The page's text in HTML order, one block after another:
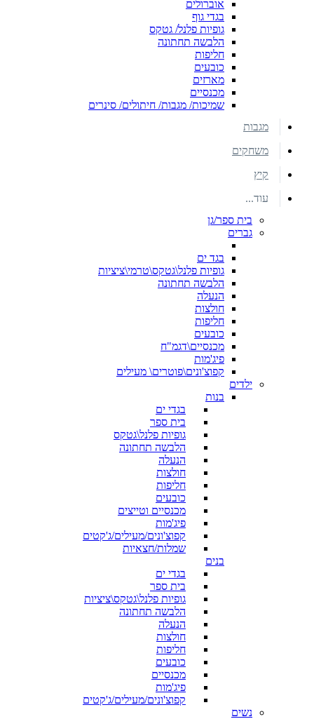
אוברולים
בגדי גוף
גופיות פלנל/ גטקס
הלבשה תחתונה
חליפות
כובעים
מארזים
מכנסיים
שמיכות/ מגבות/ חיתולים/ סינרים
מגבות
משחקים
קיץ
עוד...
בית ספר/גן
גברים
בגד ים
גופיות פלנל\גטקס\טרמי\ציציות
הלבשה תחתונה
הנעלה
חולצות
חליפות
כובעים
מכנסיים\דגמ"ח
פיג'מות
קפוצ'ונים\פוטרים\ מעילים
ילדים
בנות
בגדי ים
בית ספר
גופיות פלנל\גטקס
הלבשה תחתונה
הנעלה
חולצות
חליפות
כובעים
מכנסיים וטייצים
פיג'מות
קפוצ'ונים/מעילים/ג'קטים
שמלות/חצאיות
בנים
בגדי ים
בית ספר
גופיות פלנל\גטקס\ציציות
הלבשה תחתונה
הנעלה
חולצות
חליפות
כובעים
מכנסיים
פיג'מות
קפוצ'ונים/מעילים/ג'קטים
נשים